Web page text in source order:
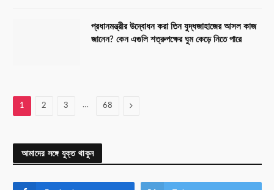
প্রধানমন্ত্রীর উদ্বোধন করা তিন যুদ্ধজাহাজের আসল কাজ
জানেন? কেন এগুলি শত্রুপক্ষের ঘুম কেড়ে নিতে পারে
1 2 3 … 68 Next
আমাদের সঙ্গে যুক্ত থাকুন